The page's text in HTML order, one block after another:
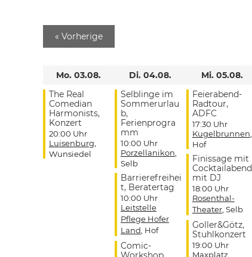
« Vorherige
Mo. 03.08.
The Real
Comedian
Harmonists,
Konzert
20:00 Uhr
Luisenburg,
Wunsiedel
Di. 04.08.
Selblinge im
Sommerurlau
b,
Ferienprogra
mm
10:00 Uhr
Porzellanikon,
Selb
Barrierefreihei
t, Beratertag
10:00 Uhr
Leitstelle
Pflege Hofer
Land, Hof
Comic-
Mi. 05.08.
Feierabend-
Radtour,
ADFC
17:30 Uhr
Kugelbrunnen,
Hof
Finissage mit
Cocktailabend
mit DJ
18:00 Uhr
Rosenthal-
Theater, Selb
Goller&Götz,
Stuhlkonzert
19:00 Uhr
Maxplatz,